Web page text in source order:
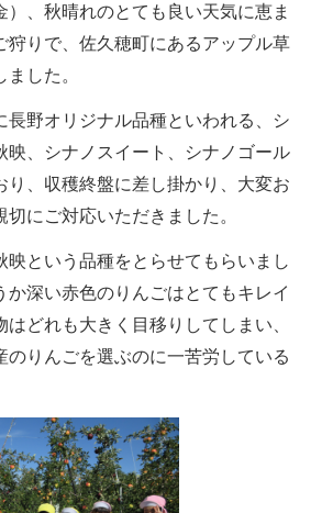
）、秋晴れのとても良い天気に恵ま
狩りで、佐久穂町にあるアップル草
した。
野オリジナル品種といわれる、シ
映、シナノスイート、シナノゴール
り、収穫終盤に差し掛かり、大変お
にご対応いただきました。
という品種をとらせてもらいまし
か深い赤色のりんごはとてもキレイ
はどれも大きく目移りしてしまい、
のりんごを選ぶのに一苦労している